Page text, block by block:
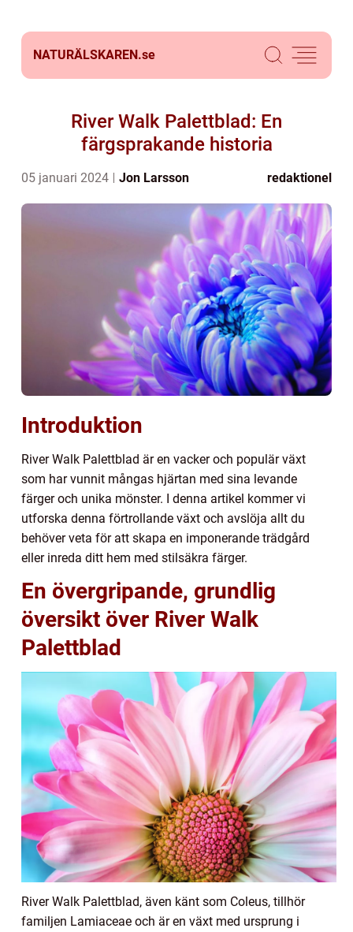
NATURÄLSKAREN.se
River Walk Palettblad: En
färgsprakande historia
05 januari 2024 Jon Larsson redaktionel
Introduktion
River Walk Palettblad är en vacker och populär växt
som har vunnit mångas hjärtan med sina levande
färger och unika mönster. I denna artikel kommer vi
utforska denna förtrollande växt och avslöja allt du
behöver veta för att skapa en imponerande trädgård
eller inreda ditt hem med stilsäkra färger.
En övergripande, grundlig
översikt över River Walk
Palettblad
River Walk Palettblad, även känt som Coleus, tillhör
familjen Lamiaceae och är en växt med ursprung i